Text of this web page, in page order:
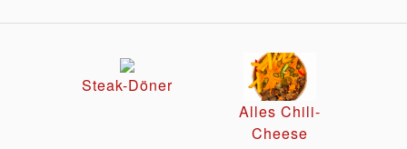
Steak-Döner
Alles Chili-
Cheese